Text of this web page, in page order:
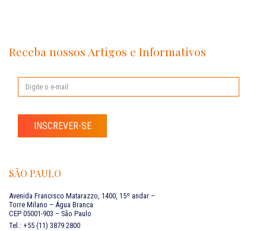
Receba nossos Artigos e Informativos
INSCREVER-SE
SÃO PAULO
Avenida Francisco Matarazzo, 1400, 15º andar –
Torre Milano – Água Branca
CEP 05001-903 – São Paulo
Tel.: +55 (11) 3879 2800